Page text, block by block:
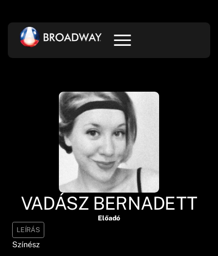
VADÁSZ BERNADETT
Előadó
LEÍRÁS
Színész